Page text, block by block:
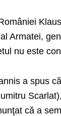
Armatei,
nu este
a spus
că a